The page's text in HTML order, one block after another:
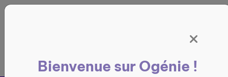
France entière
Bienvenue sur Ogénie !
Panneau de gestion des cookies